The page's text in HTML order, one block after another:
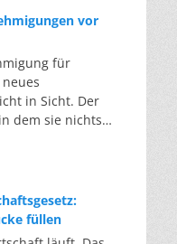
vor
für
in Sicht. Der
dem sie nichts
schneller. Die
dieses
nie zuvor wurden
füllen